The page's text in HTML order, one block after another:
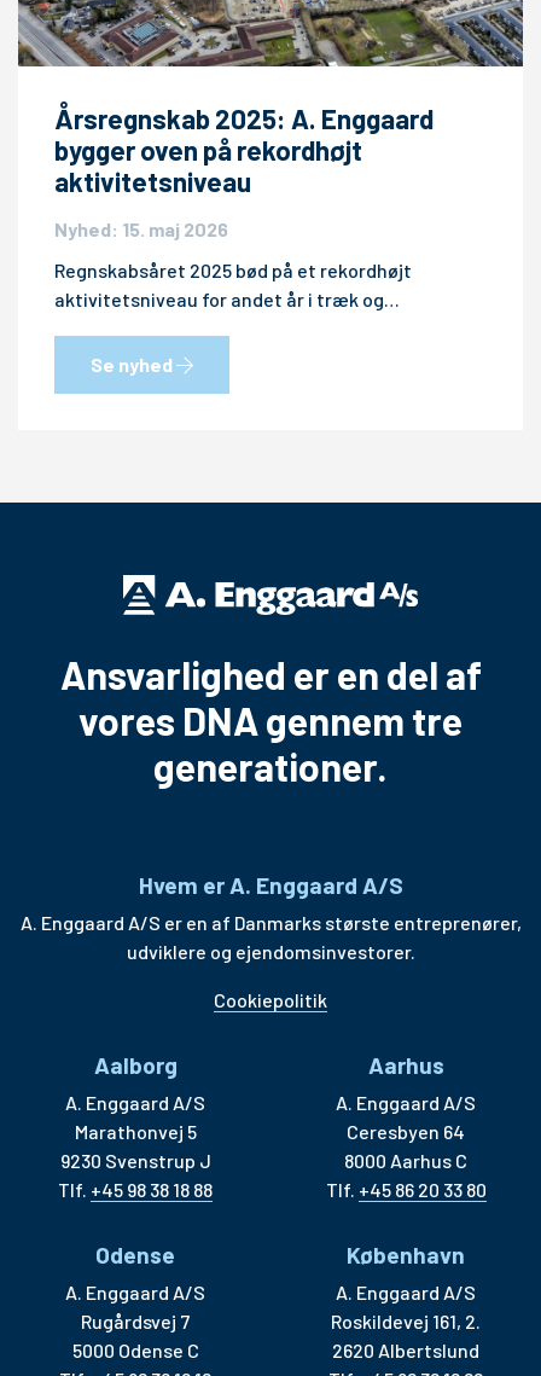
Årsregnskab 2025: A. Enggaard
bygger oven på rekordhøjt
aktivitetsniveau
Nyhed: 15. maj 2026
Regnskabsåret 2025 bød på et rekordhøjt
aktivitetsniveau for andet år i træk og…
Se nyhed
Ansvarlighed er en del af
vores DNA gennem tre
generationer.
Hvem er A. Enggaard A/S
A. Enggaard A/S er en af Danmarks største entreprenører,
udviklere og ejendomsinvestorer.
Cookiepolitik
Aalborg
A. Enggaard A/S
Marathonvej 5
9230 Svenstrup J
Tlf. +45 98 38 18 88
Aarhus
A. Enggaard A/S
Ceresbyen 64
8000 Aarhus C
Tlf. +45 86 20 33 80
Odense
A. Enggaard A/S
Rugårdsvej 7
5000 Odense C
København
A. Enggaard A/S
Roskildevej 161, 2.
2620 Albertslund